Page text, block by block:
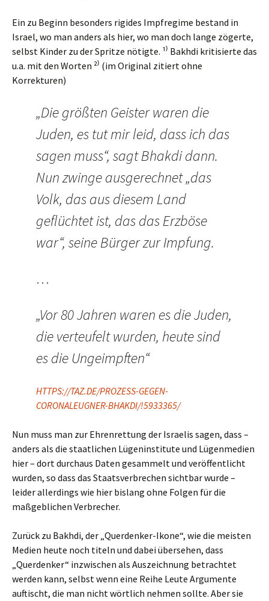
Ein zu Beginn besonders rigides Impfregime bestand in
Israel, wo man anders als hier, wo man doch lange zögerte,
selbst Kinder zu der Spritze nötigte. ¹⁾ Bakhdi kritisierte das
u.a. mit den Worten ²⁾ (im Original zitiert ohne
Korrekturen)
„Die größten Geister waren die
Juden, es tut mir leid, dass ich das
sagen muss“, sagt Bhakdi dann.
Nun zwinge ausgerechnet „das
Volk, das aus diesem Land
geflüchtet ist, das das Erzböse
war“, seine Bürger zur Impfung.
…
„Vor 80 Jahren waren es die Juden,
die verteufelt wurden, heute sind
es die Ungeimpften“
HTTPS://TAZ.DE/PROZESS-GEGEN-
CORONALEUGNER-BHAKDI/!5933365/
Nun muss man zur Ehrenrettung der Israelis sagen, dass –
anders als die staatlichen Lügeninstitute und Lügenmedien
hier – dort durchaus Daten gesammelt und veröffentlicht
wurden, so dass das Staatsverbrechen sichtbar wurde –
leider allerdings wie hier bislang ohne Folgen für die
maßgeblichen Verbrecher.
Zurück zu Bakhdi, der „Querdenker-Ikone“, wie die meisten
Medien heute noch titeln und dabei übersehen, dass
„Querdenker“ inzwischen als Auszeichnung betrachtet
werden kann, selbst wenn eine Reihe Leute Argumente
auftischt, die man nicht wörtlich nehmen sollte. Aber sie